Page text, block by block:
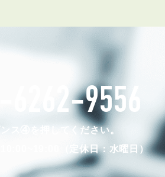
LINE
6262-9556
ス④を押してください。
10:00~19:00（定休日：水曜日）